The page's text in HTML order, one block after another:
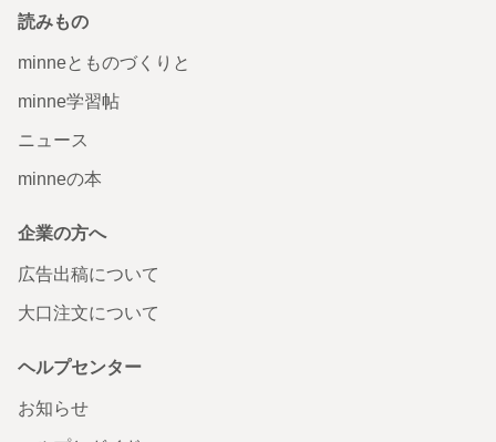
読みもの
minneとものづくりと
minne学習帖
ニュース
minneの本
企業の方へ
広告出稿について
大口注文について
ヘルプセンター
お知らせ